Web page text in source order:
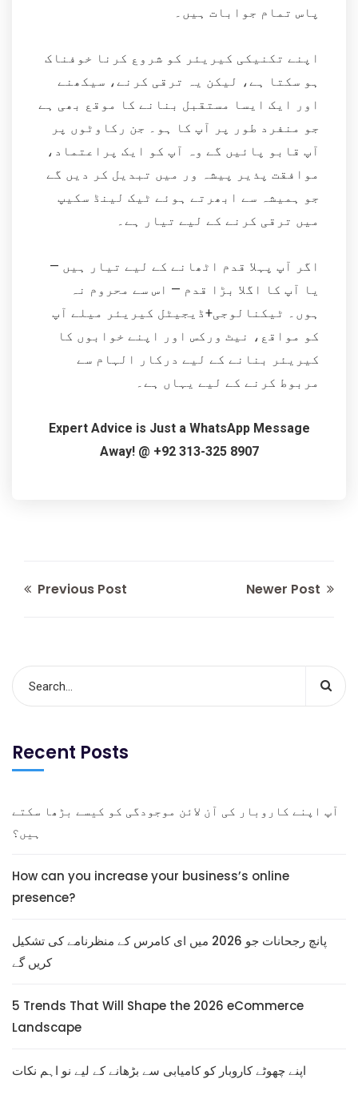
پاس تمام جوابات ہیں۔
اپنے تکنیکی کیریئر کو شروع کرنا خوفناک
ہو سکتا ہے، لیکن یہ ترقی کرنے، سیکھنے
اور ایک ایسا مستقبل بنانے کا موقع بھی ہے
جو منفرد طور پر آپ کا ہو۔ جن رکاوٹوں پر
آپ قابو پائیں گے وہ آپ کو ایک پراعتماد،
موافقت پذیر پیشہ ور میں تبدیل کر دیں گے
جو ہمیشہ سے ابھرتے ہوئے ٹیک لینڈ سکیپ
میں ترقی کرنے کے لیے تیار ہے۔
اگر آپ پہلا قدم اٹھانے کے لیے تیار ہیں —
یا آپ کا اگلا بڑا قدم — اس سے محروم نہ
ہوں۔ ٹیکنالوجی+ڈیجیٹل کیریئر میلے آپ
کو مواقع، نیٹ ورکس اور اپنے خوابوں کا
کیریئر بنانے کے لیے درکار الہام سے
مربوط کرنے کے لیے یہاں ہے۔
Expert Advice is Just a WhatsApp Message
Away! @ +92 313-325 8907
Previous Post Newer Post
Recent Posts
آپ اپنے کاروبار کی آن لائن موجودگی کو کیسے بڑھا سکتے
ہیں؟
How can you increase your business’s online
presence?
پانچ رجحانات جو 2026 میں ای کامرس کے منظرنامے کی تشکیل
کریں گے
5 Trends That Will Shape the 2026 eCommerce
Landscape
اپنے چھوٹے کاروبار کو کامیابی سے بڑھانے کے لیے نو اہم نکات